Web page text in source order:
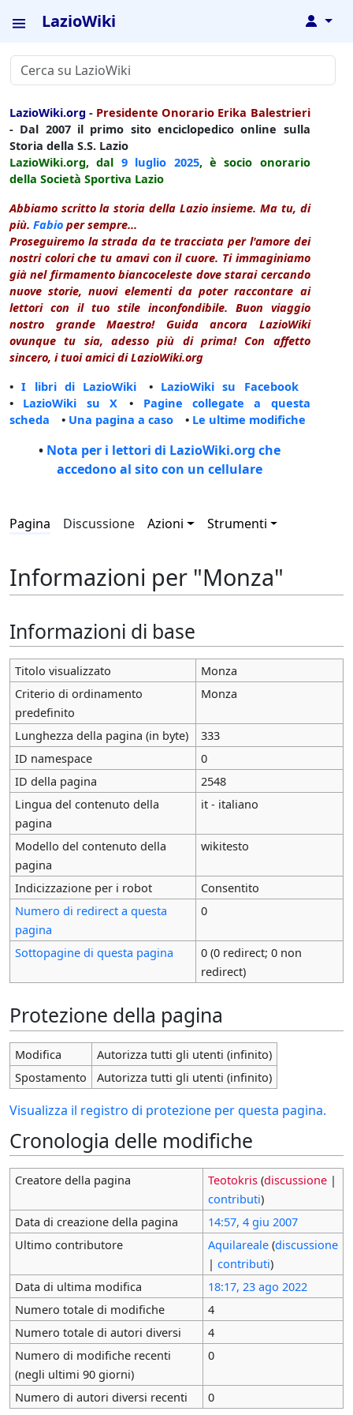
LazioWiki ↓
LazioWiki.org - Presidente Onorario Erika Balestrieri
- Dal 2007 il primo sito enciclopedico online sulla
Storia della S.S. Lazio
LazioWiki.org, dal 9 luglio 2025, è socio onorario
della Società Sportiva Lazio
Abbiamo scritto la storia della Lazio insieme. Ma tu, di
più. Fabio per sempre...
Proseguiremo la strada da te tracciata per l'amore dei
nostri colori che tu amavi con il cuore. Ti immaginiamo
già nel firmamento biancoceleste dove starai cercando
nuove storie, nuovi elementi da poter raccontare ai
lettori con il tuo stile inconfondibile. Buon viaggio
nostro grande Maestro! Guida ancora LazioWiki
ovunque tu sia, adesso più di prima! Con affetto
sincero, i tuoi amici di LazioWiki.org
•I libri di LazioWiki • LazioWiki su Facebook
• LazioWiki su X • Pagine collegate a questa
scheda • Una pagina a caso • Le ultime modifiche
• Nota per i lettori di LazioWiki.org che
accedono al sito con un cellulare
Pagina Discussione Azioni Strumenti
Informazioni per "Monza"
Informazioni di base
Titolo visualizzato
Monza
Criterio di ordinamento
predefinito
Monza
Lunghezza della pagina (in byte)
333
ID namespace
0
ID della pagina
2548
Lingua del contenuto della
pagina
it - italiano
Modello del contenuto della
pagina
wikitesto
Indicizzazione per i robot
Consentito
Numero di redirect a questa
pagina
0
Sottopagine di questa pagina
0 (0 redirect; 0 non
redirect)
Protezione della pagina
Modifica
Autorizza tutti gli utenti (infinito)
Spostamento
Autorizza tutti gli utenti (infinito)
Visualizza il registro di protezione per questa pagina.
Cronologia delle modifiche
Creatore della pagina Teotokris (discussione|
contributi)
Data di creazione della pagina
14:57, 4 giu 2007
Ultimo contributore
Aquilareale (discussione
| contributi)
Data di ultima modifica
18:17, 23 ago 2022
Numero totale di modifiche
4
Numero totale di autori diversi
4
Numero di modifiche recenti
(negli ultimi 90 giorni)
0
Numero di autori diversi recenti 0